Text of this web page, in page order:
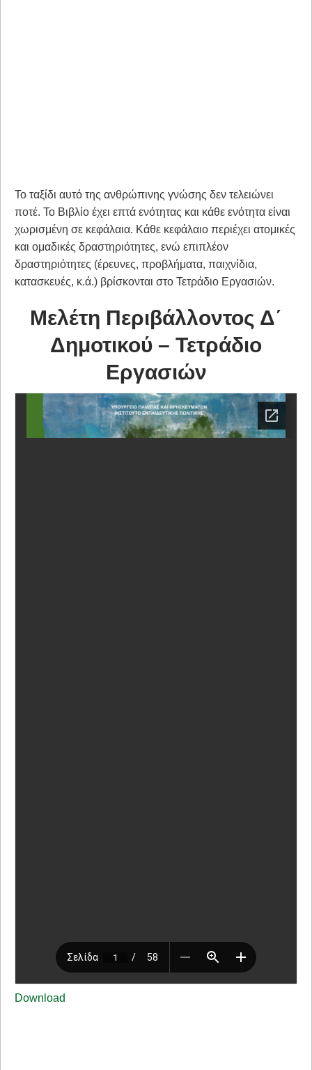
Το ταξίδι αυτό της ανθρώπινης γνώσης δεν τελειώνει
ποτέ. Το Βιβλίο έχει επτά ενότητας και κάθε ενότητα είναι
χωρισμένη σε κεφάλαια. Κάθε κεφάλαιο περιέχει ατομικές
και ομαδικές δραστηριότητες, ενώ επιπλέον
δραστηριότητες (έρευνες, προβλήματα, παιχνίδια,
κατασκευές, κ.ά.) βρίσκονται στο Τετράδιο Εργασιών.
Μελέτη Περιβάλλοντος Δ΄
Δημοτικού – Τετράδιο
Εργασιών
Download